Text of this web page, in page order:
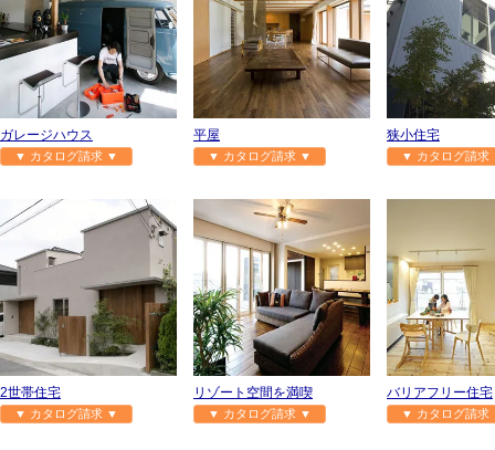
ガレージハウス
▼ カタログ請求 ▼
平屋
▼ カタログ請求 ▼
狭小住宅
▼ カタログ請
2世帯住宅
▼ カタログ請求 ▼
リゾート空間を満喫
▼ カタログ請求 ▼
バリアフリー住宅
▼ カタログ請